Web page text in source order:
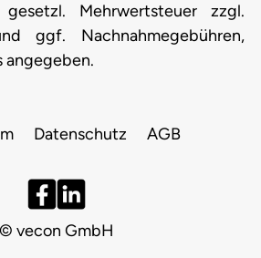
Mehrwertsteuer zzgl.
ggf. Nachnahmegebühren,
angegeben.
Datenschutz AGB
© vecon GmbH